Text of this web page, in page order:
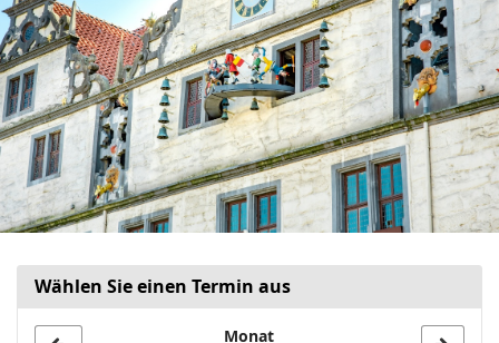
Wählen Sie einen Termin aus
Monat